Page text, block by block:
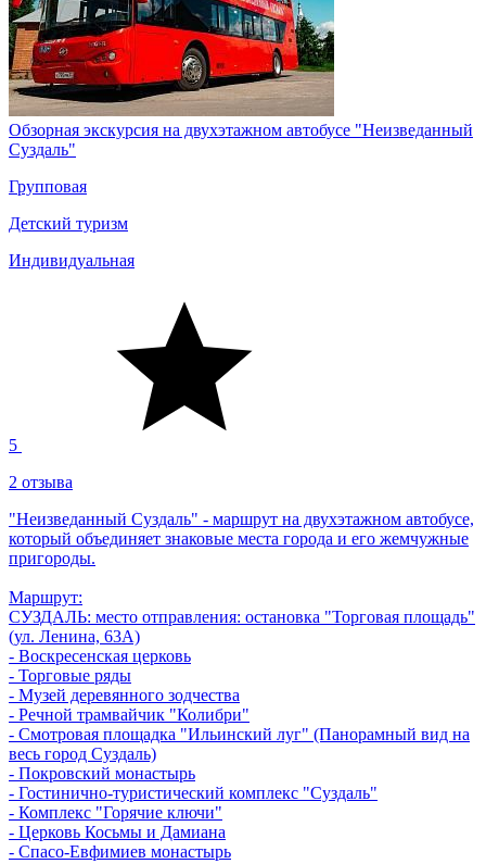
Обзорная экскурсия на двухэтажном автобусе "Неизведанный
Суздаль"
Групповая
Детский туризм
Индивидуальная
5
2 отзыва
"Неизведанный Суздаль" - маршрут на двухэтажном автобусе,
который объединяет знаковые места города и его жемчужные
пригороды.
Маршрут:
СУЗДАЛЬ: место отправления: остановка "Торговая площадь"
(ул. Ленина, 63А)
- Воскресенская церковь
- Торговые ряды
- Музей деревянного зодчества
- Речной трамвайчик "Колибри"
- Смотровая площадка "Ильинский луг" (Панорамный вид на
весь город Суздаль)
- Покровский монастырь
- Гостинично-туристический комплекс "Суздаль"
- Комплекс "Горячие ключи"
- Церковь Косьмы и Дамиана
- Спасо-Евфимиев монастырь